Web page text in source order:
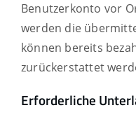
Benutzerkonto vor
werden die
können bereits
zurückerstattet
Erforderliche